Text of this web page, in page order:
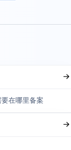
在哪里备案